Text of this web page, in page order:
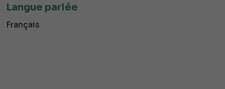
Langue parlée
Français